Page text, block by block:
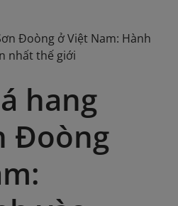
Đoòng ở Việt Nam: Hành
nhất thế giới
hang
Đoòng